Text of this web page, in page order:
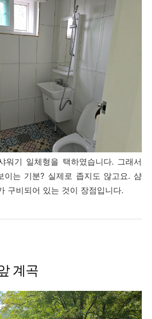
워기 일체형을 택하였습니다. 그래서
이는 기분? 실제로 좁지도 않고요. 샴
구비되어 있는 것이 장점입니다.
계곡